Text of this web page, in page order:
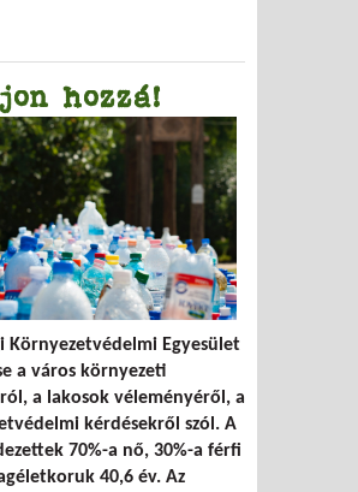
hozzá!
Környezetvédelmi Egyesület
a város környezeti
a lakosok véleményéről, a
kérdésekről szól. A
70%-a nő, 30%-a férfi
40,6 év. Az